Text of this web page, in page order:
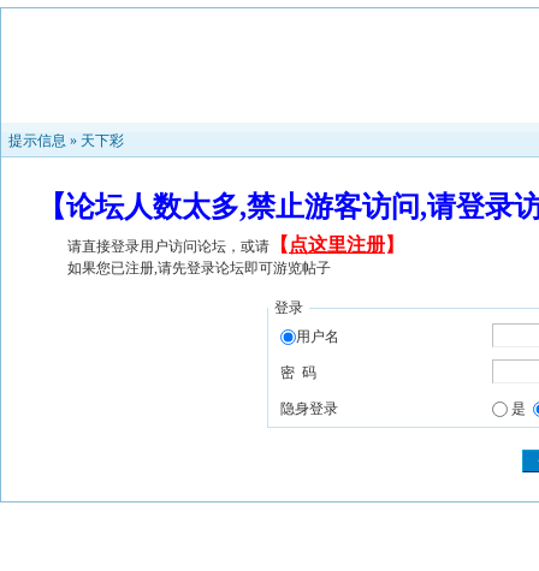
提示信息 » 天下彩
【论坛人数太多,禁止游客访问,请登
请直接登录用户访问论坛，或请 【 点这里注册】
如果您已注册,请先登录论坛即可游览帖子
登录
用户名
密 码
隐身登录 是